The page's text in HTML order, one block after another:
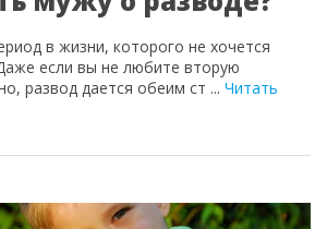
в жизни, которого не хочется
если вы не любите вторую
развод дается обеим ст ... Читать